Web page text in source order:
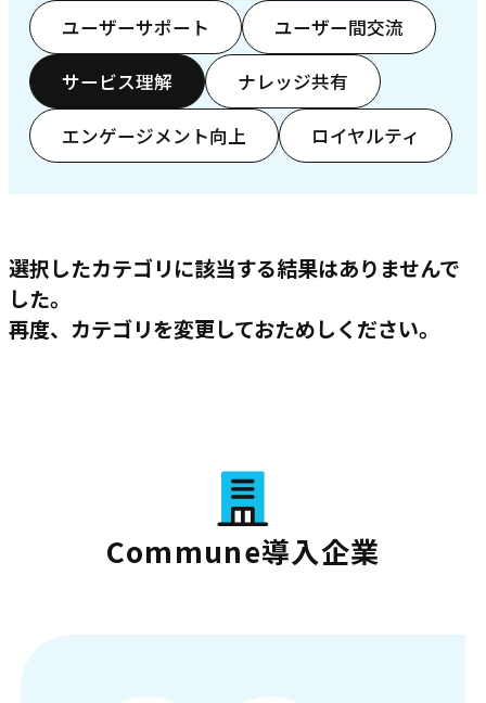
ユーザーサポート ユーザー間交流
サービス理解 ナレッジ共有
エンゲージメント向上 ロイヤルティ
選択したカテゴリに該当する結果はありませんで
した。
再度、カテゴリを変更しておためしください。
Commune導入企業